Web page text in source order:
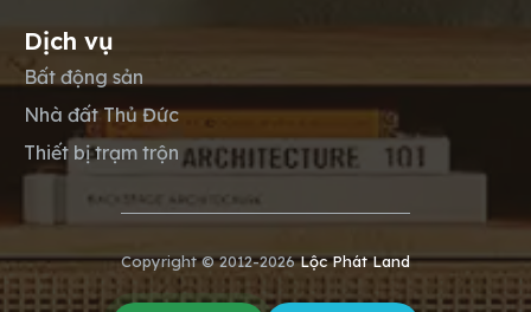
Dịch vụ
Bất động sản
Nhà đất Thủ Đức
Thiết bị trạm trộn
Copyright © 2012-2026Lộc Phát Land